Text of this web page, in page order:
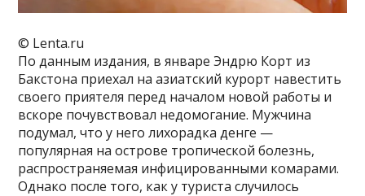
© Lenta.ru
По данным издания, в январе Эндрю Корт из
Бакстона приехал на азиатский курорт навестить
своего приятеля перед началом новой работы и
вскоре почувствовал недомогание. Мужчина
подумал, что у него лихорадка денге —
популярная на острове тропической болезнь,
распространяемая инфицированными комарами.
Однако после того, как у туриста случилось